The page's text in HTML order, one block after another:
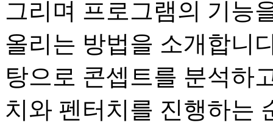
그리며 프로그램의 기능
올리는 방법을 소개합니
탕으로 콘셉트를 분석하
치와 펜터치를 진행하는